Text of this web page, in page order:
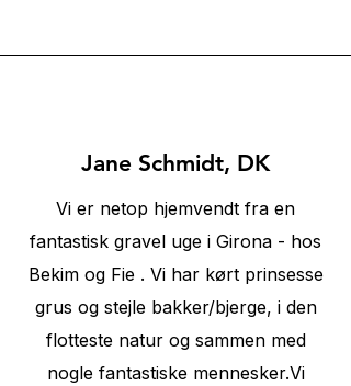
Jane Schmidt, DK
Vi er netop hjemvendt fra en
fantastisk gravel uge i Girona - hos
Bekim og Fie . Vi har kørt prinsesse
grus og stejle bakker/bjerge, i den
flotteste natur og sammen med
nogle fantastiske mennesker.Vi